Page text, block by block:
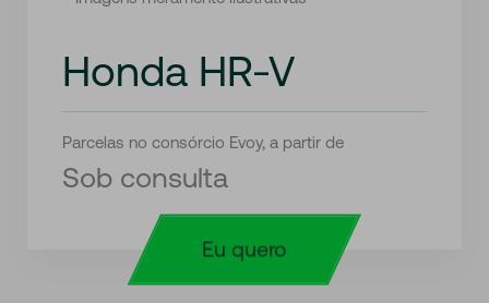
Honda HR-V
Parcelas no consórcio Evoy, a partir de
Sob consulta
Eu quero